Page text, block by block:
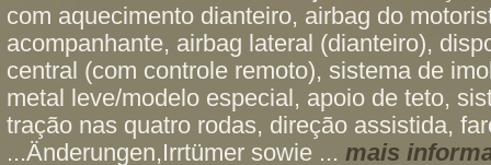
com aquecimento dianteiro, airbag do
acompanhante, airbag lateral (dianteiro),
central (com controle remoto), sistema de
metal leve/modelo especial, apoio de teto,
tração nas quatro rodas, direção assistida,
...Änderungen,Irrtümer sowie ... mais